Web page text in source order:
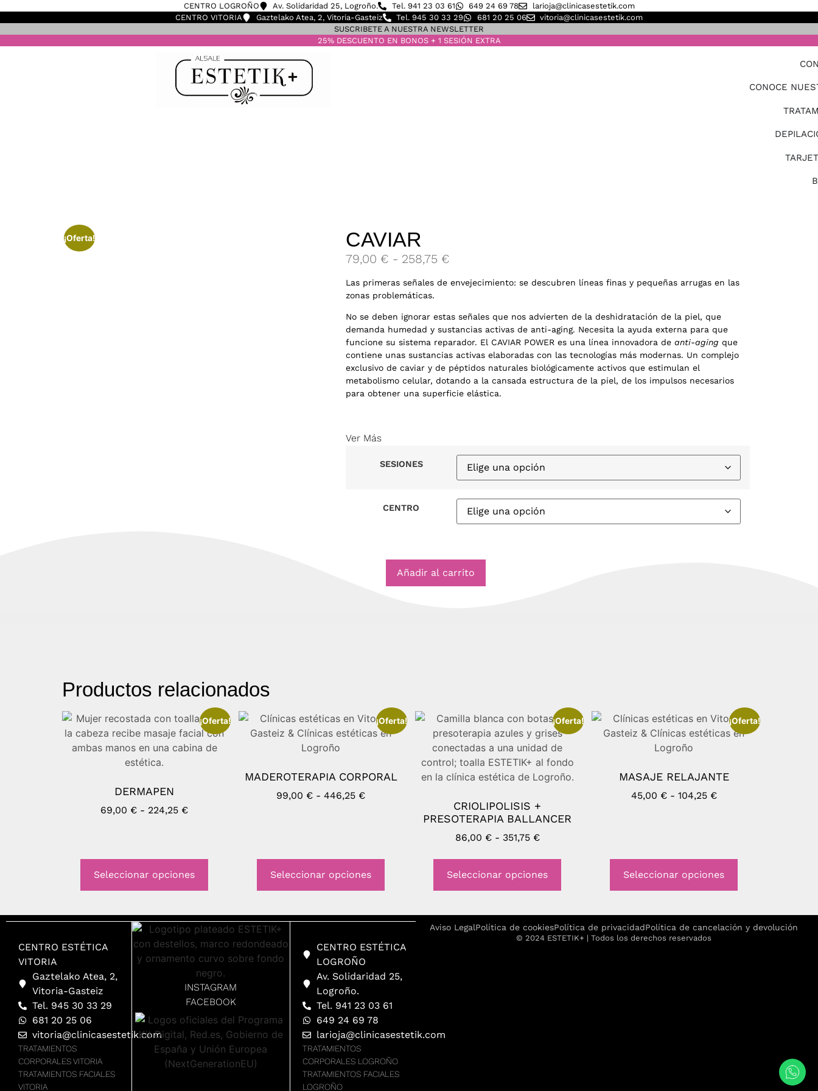
CENTRO LOGROÑO Av. Solidaridad 25, Logroño. Tel. 941 23 03 61 649 24 69 78
larioja@clinicasestetik.com
CENTRO VITORIA
Gaztelako Atea, 2, Vitoria-Gasteiz Tel. 945 30 33 29 681 20 25 06
vitoria@clinicasestetik.com
SUSCRIBETE A NUESTRA NEWSLETTER
25% DESCUENTO EN BONOS + 1 SESIÓN EXTRA
CONOCE
¡Oferta! CAVIAR
79,00 € - 258,75 €
Las primeras señales de envejecimiento: se descubren líneas finas y pequeñas arrugas en las
zonas problemáticas.
No se deben ignorar estas señales que nos advierten de la deshidratación de la piel, que
demanda humedad y sustancias activas de anti-aging. Necesita la ayuda externa para que
funcione su sistema reparador. El CAVIAR POWER es una línea innovadora de anti-aging que
contiene unas sustancias activas elaboradas con las tecnologías más modernas. Un complejo
exclusivo de caviar y de péptidos naturales biológicamente activos que estimulan el
metabolismo celular, dotando a la cansada estructura de la piel, de los impulsos necesarios
para obtener una superficie elástica.
Ver Más
SESIONES
CENTRO
Añadir al carrito
Productos relacionados
¡Oferta!
DERMAPEN
69,00 € - 224,25 €
Seleccionar opciones
¡Oferta!
MADEROTERAPIA CORPORAL
99,00 € - 446,25 €
Seleccionar opciones
¡Oferta!
CRIOLIPOLISIS +
PRESOTERAPIA BALLANCER
86,00 € - 351,75 €
Seleccionar opciones
¡Oferta!
MASAJE RELAJANTE
45,00 € - 104,25 €
Seleccionar opciones
CENTRO ESTÉTICA
VITORIA
Gaztelako Atea, 2,
Vitoria-Gasteiz
Tel. 945 30 33 29
681 20 25 06
vitoria@clinicasestetik.com
TRATAMIENTOS
CORPORALES VITORIA
TRATAMIENTOS FACIALES
VITORIA
INSTAGRAM
FACEBOOK
CENTRO ESTÉTICA
LOGROÑO
Av. Solidaridad 25,
Logroño.
Tel. 941 23 03 61
649 24 69 78
larioja@clinicasestetik.com
TRATAMIENTOS
CORPORALES LOGROÑO
TRATAMIENTOS FACIALES
LOGROÑO
Aviso LegalPolítica de cookiesPolítica de privacidadPolítica de cancelación y devolución
© 2024 ESTETIK+ | Todos los derechos reservados